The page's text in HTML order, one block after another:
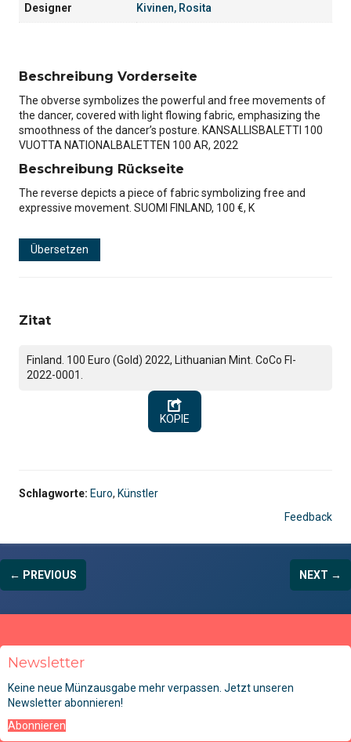
Designer Kivinen, Rosita
Beschreibung Vorderseite
The obverse symbolizes the powerful and free movements of
the dancer, covered with light flowing fabric, emphasizing the
smoothness of the dancer’s posture. KANSALLISBALETTI 100
VUOTTA NATIONALBALETTEN 100 AR, 2022
Beschreibung Rückseite
The reverse depicts a piece of fabric symbolizing free and
expressive movement. SUOMI FINLAND, 100 €, K
Übersetzen
Zitat
Finland. 100 Euro (Gold) 2022, Lithuanian Mint. CoCo FI-
2022-0001.
KOPIE
Schlagworte: Euro, Künstler
Feedback
← PREVIOUS NEXT →
Newsletter
Keine neue Münzausgabe mehr verpassen. Jetzt unseren
Newsletter abonnieren!
Abonnieren